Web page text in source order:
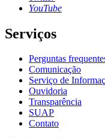
YouTube
Serviços
Perguntas
Comunicação
Serviço de
Ouvidoria
Transparência
SUAP
Contato